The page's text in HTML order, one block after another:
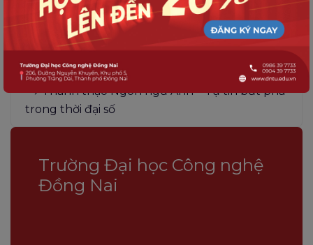
TRƯỜNG ĐẠI HỌC CÔNG NGHỆ ĐỒNG NAI
– DNTU (MÃ TRƯỜNG: DCD) TUYỂN SINH
Thành thạo Ngôn ngữ Anh – Tự tin bứt phá
trong thời đại số
Trường Đại học Công nghệ
Đồng Nai